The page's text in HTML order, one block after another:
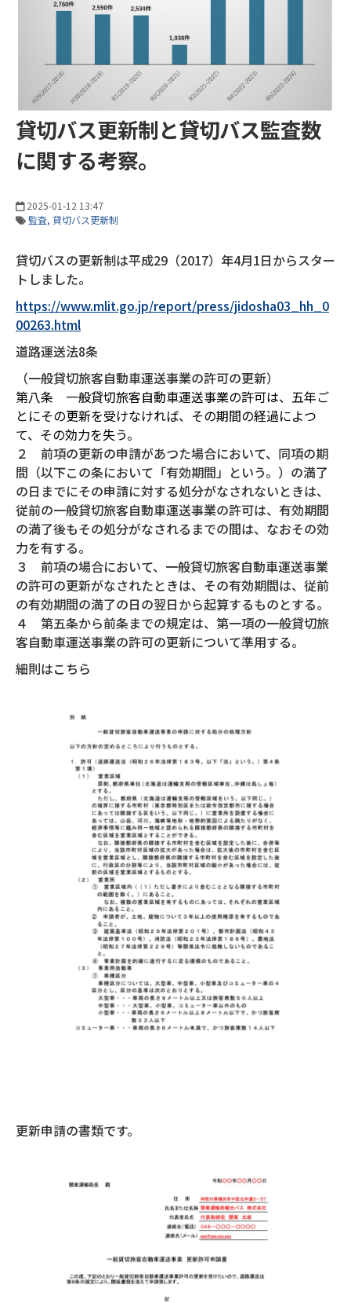
貸切バス更新制と貸切バス監査数
に関する考察。
2025-01-12 13:47
監査 貸切バス更新制
貸切バスの更新制は平成29（2017）年4月1日からスター
トしました。
https://www.mlit.go.jp/report/press/jidosha03_hh_0
00263.html
道路運送法8条
（一般貸切旅客自動車運送事業の許可の更新）
第八条 一般貸切旅客自動車運送事業の許可は、五年ご
とにその更新を受けなければ、その期間の経過によつ
て、その効力を失う。
２ 前項の更新の申請があつた場合において、同項の期
間（以下この条において「有効期間」という。）の満了
の日までにその申請に対する処分がなされないときは、
従前の一般貸切旅客自動車運送事業の許可は、有効期間
の満了後もその処分がなされるまでの間は、なおその効
力を有する。
３ 前項の場合において、一般貸切旅客自動車運送事業
の許可の更新がなされたときは、その有効期間は、従前
の有効期間の満了の日の翌日から起算するものとする。
４ 第五条から前条までの規定は、第一項の一般貸切旅
客自動車運送事業の許可の更新について準用する。
細則はこちら
更新申請の書類です。